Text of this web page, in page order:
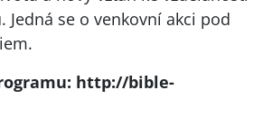
Jedná se o venkovní akci pod
http://bible-